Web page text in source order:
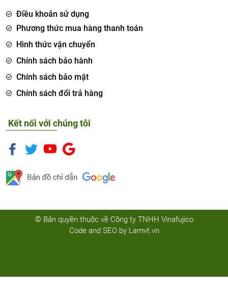
Điều khoản sử dụng
Phương thức mua hàng thanh toán
Hình thức vận chuyển
Chính sách bảo hành
Chính sách bảo mật
Chính sách đổi trả hàng
Kết nối với chúng tôi
© Bản quyền thuộc về Công ty TNHH Vinafujico
Code and SEO by Lamvt.vn